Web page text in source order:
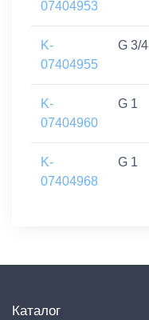
07404953
K-
07404955
G 3/4
K-
07404960
G 1
K-
07404968
G 1
Каталог